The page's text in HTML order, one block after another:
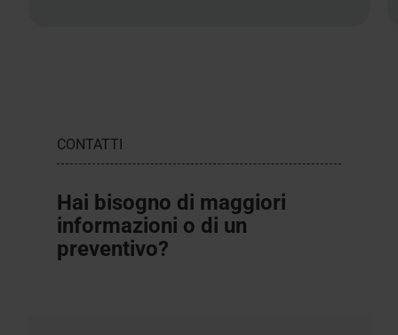
CONTATTI
Hai bisogno di maggiori
informazioni o di un
preventivo?